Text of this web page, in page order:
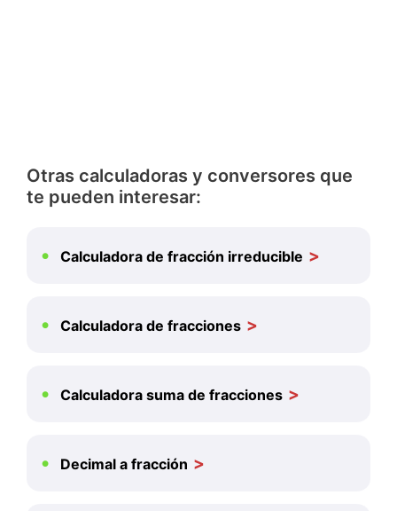
Otras calculadoras y conversores que
te pueden interesar:
Calculadora de fracción irreducible
Calculadora de fracciones
Calculadora suma de fracciones
Decimal a fracción